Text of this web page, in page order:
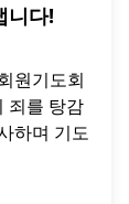
니다!
원기도회
죄를 탕감
하며 기도